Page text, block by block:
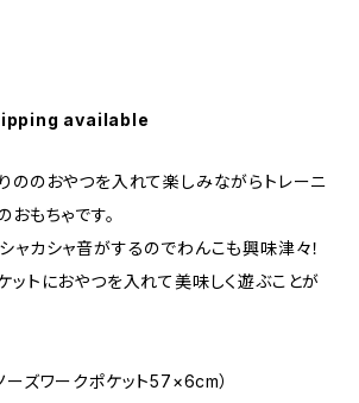
available
ののおやつを入れて楽しみながらトレーニ
もちゃです。
ャカシャ音がするのでわんこも興味津々！
ットにおやつを入れて美味しく遊ぶことが
ーズワークポケット57×6cm）